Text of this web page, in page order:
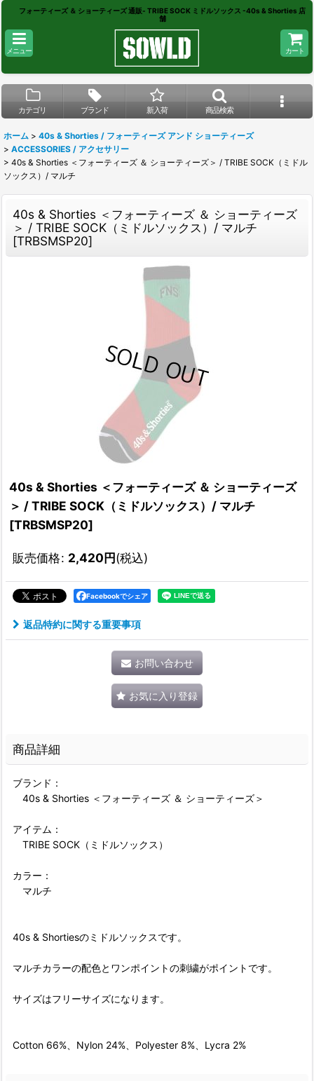
フォーティーズ ＆ ショーティーズ 通販- TRIBE SOCK ミドルソックス -40s & Shorties 店
舗
メニュー カート
カテゴリ ブランド 新入荷 商品検索
ホーム > 40s & Shorties / フォーティーズ アンド ショーティーズ
> ACCESSORIES / アクセサリー
> 40s & Shorties ＜フォーティーズ ＆ ショーティーズ＞ / TRIBE SOCK（ミドル
ソックス）/ マルチ
40s & Shorties ＜フォーティーズ ＆ ショーティーズ
＞ / TRIBE SOCK（ミドルソックス）/ マルチ
[TRBSMSP20]
40s & Shorties ＜フォーティーズ ＆ ショーティーズ
＞ / TRIBE SOCK（ミドルソックス）/ マルチ
[TRBSMSP20]
販売価格: 2,420円(税込)
Facebookでシェア
返品特約に関する重要事項
お問い合わせ
お気に入り登録
商品詳細
ブランド：
40s & Shorties ＜フォーティーズ ＆ ショーティーズ＞
アイテム：
TRIBE SOCK（ミドルソックス）
カラー：
マルチ
40s & Shortiesのミドルソックスです。
マルチカラーの配色とワンポイントの刺繍がポイントです。
サイズはフリーサイズになります。
Cotton 66%、Nylon 24%、Polyester 8%、Lycra 2%